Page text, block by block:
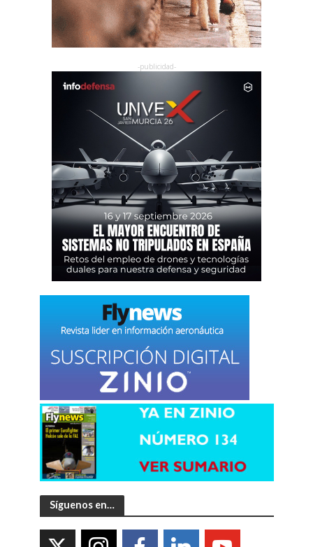
Síguenos en…